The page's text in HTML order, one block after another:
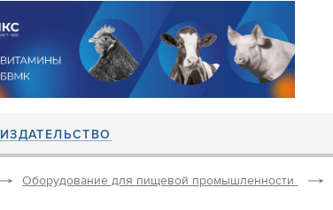
ИЗДАТЕЛЬСТВО
Оборудование для пищевой промышленности